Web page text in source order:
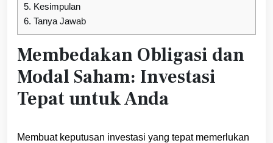
5. Kesimpulan
6. Tanya Jawab
Membedakan Obligasi dan
Modal Saham: Investasi
Tepat untuk Anda
Membuat keputusan investasi yang tepat memerlukan